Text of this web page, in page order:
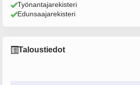
Työnantajarekisteri
Edunsaajarekisteri
Taloustiedot